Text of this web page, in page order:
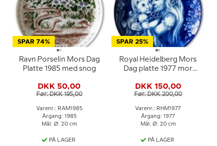
SPAR 74%
Ravn Porselin Mors Dag
Platte 1985 med snog
DKK 50,00
Før: DKK 195,00
Varenr.: RAM1985
Årgang: 1985
Mål: Ø: 20 cm
PÅ LAGER
SPAR 25%
Royal Heidelberg Mors
Dag platte 1977 mor
DKK 150,00
Før: DKK 200,00
Varenr.: RHM1977
Årgang: 1977
Mål: Ø: 20 cm
PÅ LAGER